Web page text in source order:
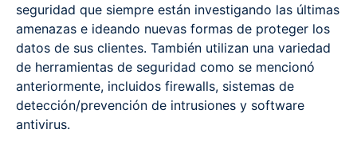
seguridad que siempre están investigando las últimas
amenazas e ideando nuevas formas de proteger los
datos de sus clientes. También utilizan una variedad
de herramientas de seguridad como se mencionó
anteriormente, incluidos firewalls, sistemas de
detección/prevención de intrusiones y software
antivirus.